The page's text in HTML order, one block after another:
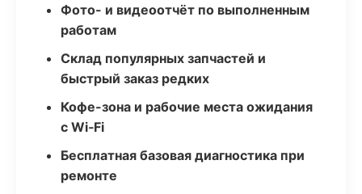
Фото- и видеоотчёт по выполненным
работам
Склад популярных запчастей и
быстрый заказ редких
Кофе-зона и рабочие места ожидания
с Wi‑Fi
Бесплатная базовая диагностика при
ремонте